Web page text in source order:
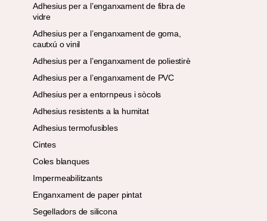
Adhesius per a l’enganxament de fibra de
vidre
Adhesius per a l’enganxament de goma,
cautxú o vinil
Adhesius per a l’enganxament de poliestirè
Adhesius per a l’enganxament de PVC
Adhesius per a entornpeus i sòcols
Adhesius resistents a la humitat
Adhesius termofusibles
Cintes
Coles blanques
Impermeabilitzants
Enganxament de paper pintat
Segelladors de silicona